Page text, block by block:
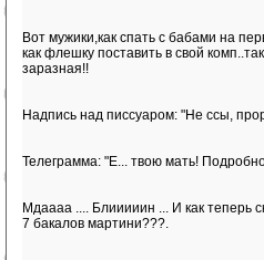
Вот мужики,как спать с бабами на
как флешку поставить в свой
заразная!!
Надпись над писсуаром: "Не ссы,
Телеграмма: "Е... твою мать!
Мдаааа .... Блииииин ... И как теперь
7 бакалов мартини???.